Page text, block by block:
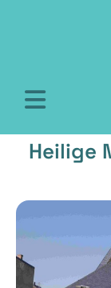
Heilige